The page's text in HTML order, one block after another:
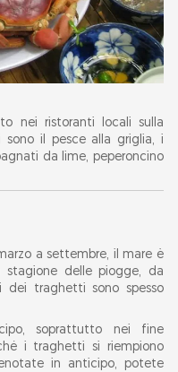
nei ristoranti locali sulla
il pesce alla griglia, i
da lime, peperoncino
a settembre, il mare è
delle piogge, da
dei traghetti sono spesso
soprattutto nei fine
i traghetti si riempiono
in anticipo, potete